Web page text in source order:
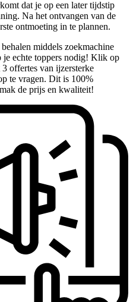
dat je op een later tijdstip
Na het ontvangen van de
ontmoeting in te plannen.
middels zoekmachine
je echte toppers nodig! Klik op
offertes van ijzersterke
te vragen. Dit is 100%
de prijs en kwaliteit!